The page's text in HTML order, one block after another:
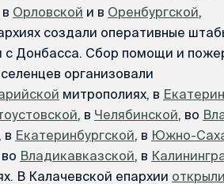
в Орловской и в Оренбургской,
создали оперативные
Донбасса. Сбор помощи и
организовали
митрополиях, в
, в Челябинской, во
, в Екатеринбургской, в Южно-
во Владикавказской, в
В Калачевской епархии